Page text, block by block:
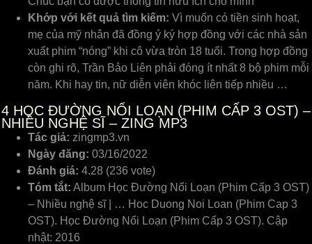
Khớp với kết quả tìm kiếm: Vì muốn có tiền sinh hoạt,
mẹ của mỹ nhân đã đồng ý ký hợp đồng với các nhà sản
xuất phim “nóng” khi cô vừa tròn 18 tuổi. Trong hợp đồng
còn ghi rõ, Trần Bảo Liên phải đóng ít nhất 8 bộ phim mỗi
năm. Khi hay tin, nữ diễn viên khóc liên tiếp nhiều …
4 HỌC ĐƯỜNG NỔI LOẠN (PHIM CẤP 3 OST) –
NHIỀU NGHỆ SĨ – ZING MP3
Tác giả: zingmp3.vn
Ngày đăng: 03/16/2022
Đánh giá: 4.28 (236 vote)
Tóm tắt: Album Học Đường Nổi Loạn (Phim Cấp 3 OST)
– Nhiều nghệ sĩ | … Hoc Duong Noi Loan (Phim Cap 3
OST). Học Đường Nổi Loạn (Phim Cấp 3 OST). Cập
nhật: 2016